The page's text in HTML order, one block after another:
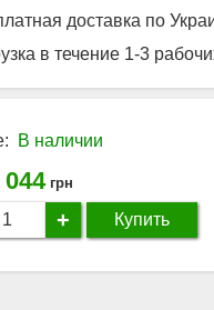
доставка по
в течение 1-3
В наличии
044 грн
+ Купить